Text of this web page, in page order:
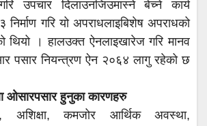
उपचार दिलाउनजिउमास्ने बेच्ने कार्य
गरि यो अपराधलाइबिशेष अपराधको
थियो । हालउक्त ऐनलाइखारेज गरि मानव
पसार नियन्त्रण ऐन २०६४ लागु रहेको छ
ओसारपसार हुनुका कारणहरु
अशिक्षा, कमजोर आर्थिक अवस्था,